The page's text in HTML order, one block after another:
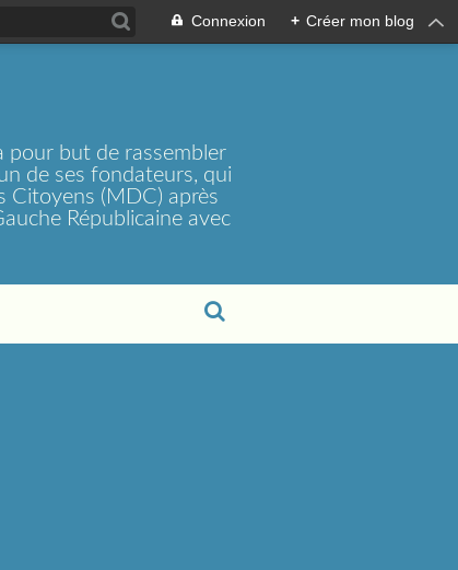
Connexion + Créer mon blog
pour but de rassembler
de ses fondateurs, qui
Citoyens (MDC) après
Républicaine avec